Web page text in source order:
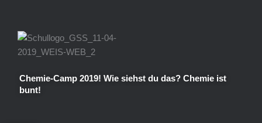
springen
Chemie-Camp 2019! Wie siehst du das? Chemie ist
bunt!